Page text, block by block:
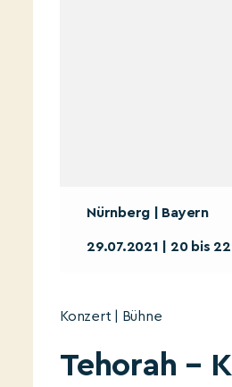
Nürnberg | Bayern
29.07.2021 | 20 bis
Konzert | Bühne
Tehorah –